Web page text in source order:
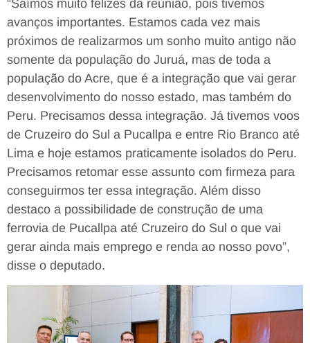
“Saímos muito felizes da reunião, pois tivemos
avanços importantes. Estamos cada vez mais
próximos de realizarmos um sonho muito antigo não
somente da população do Juruá, mas de toda a
população do Acre, que é a integração que vai gerar
desenvolvimento do nosso estado, mas também do
Peru. Precisamos dessa integração. Já tivemos voos
de Cruzeiro do Sul a Pucallpa e entre Rio Branco até
Lima e hoje estamos praticamente isolados do Peru.
Precisamos retomar esse assunto com firmeza para
conseguirmos ter essa integração. Além disso
destaco a possibilidade de construção de uma
ferrovia de Pucallpa até Cruzeiro do Sul o que vai
gerar ainda mais emprego e renda ao nosso povo”,
disse o deputado.